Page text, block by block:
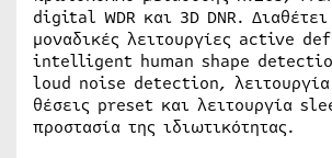
digital WDR και 3D DNR.
μοναδικές λειτουργίες active
intelligent human shape
loud noise detection,
θέσεις preset και λειτουργία
προστασία της ιδιωτικότητας.